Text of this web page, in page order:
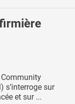
s’interroge sur
et sur ...